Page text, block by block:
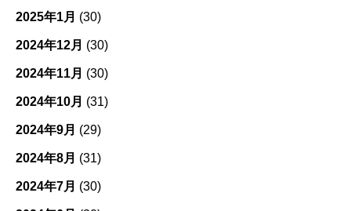
2025年1月 (30)
2024年12月 (30)
2024年11月 (30)
2024年10月 (31)
2024年9月 (29)
2024年8月 (31)
2024年7月 (30)